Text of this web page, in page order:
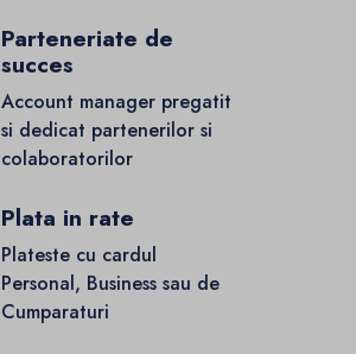
Parteneriate de
succes
Account manager pregatit
si dedicat partenerilor si
colaboratorilor
Plata in rate
Plateste cu cardul
Personal, Business sau de
Cumparaturi